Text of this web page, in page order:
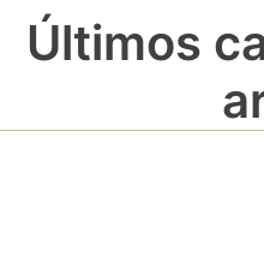
Últimos